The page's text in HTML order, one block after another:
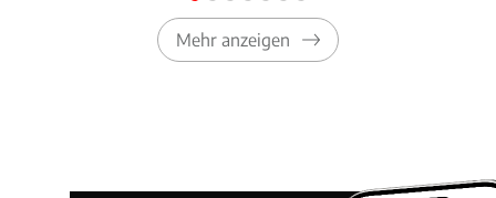
Mehr anzeigen